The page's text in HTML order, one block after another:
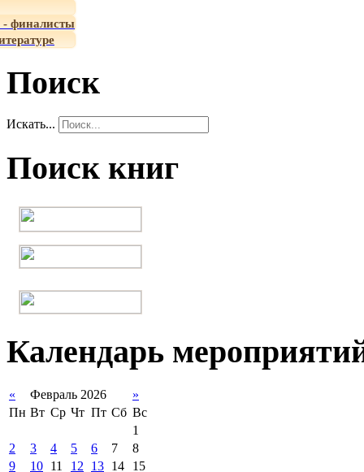
- финалисты
Поиск
Искать...
Поиск книг
Календарь
« Февраль 2026
»
Пн Вт Ср Чт Пт Сб Вс
1
2
3 4 5 6 7
8
9
10 11 12 13 14 15